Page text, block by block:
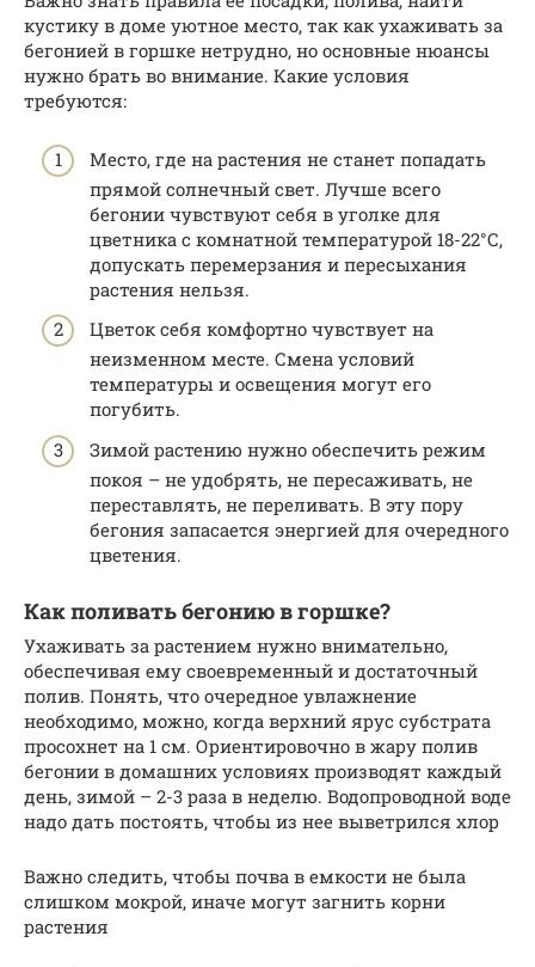
кустику в доме уютное место, так как ухаживать за
бегонией в горшке нетрудно, но основные нюансы
нужно брать во внимание. Какие условия
требуются:
Место, где на растения не станет попадать
прямой солнечный свет. Лучше всего
бегонии чувствуют себя в уголке для
цветника с комнатной температурой 18-22°С,
допускать перемерзания и пересыхания
растения нельзя.
Цветок себя комфортно чувствует на
неизменном месте. Смена условий
температуры и освещения могут его
погубить.
Зимой растению нужно обеспечить режим
покоя – не удобрять, не пересаживать, не
переставлять, не переливать. В эту пору
бегония запасается энергией для очередного
цветения.
Как поливать бегонию в горшке?
Ухаживать за растением нужно внимательно,
обеспечивая ему своевременный и достаточный
полив. Понять, что очередное увлажнение
необходимо, можно, когда верхний ярус субстрата
просохнет на 1 см. Ориентировочно в жару полив
бегонии в домашних условиях производят каждый
день, зимой – 2-3 раза в неделю. Водопроводной воде
надо дать постоять, чтобы из нее выветрился хлор
Важно следить, чтобы почва в емкости не была
слишком мокрой, иначе могут загнить корни
растения